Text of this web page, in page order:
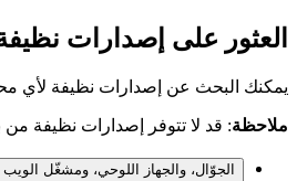
العثور على إصدارات
يمكنك البحث عن إصدارات نظيفة لأي
ملاحظة: قد لا تتوفر إصدارات نظيفة
الجوّال، والجهاز اللوحي، ومشغّل الويب